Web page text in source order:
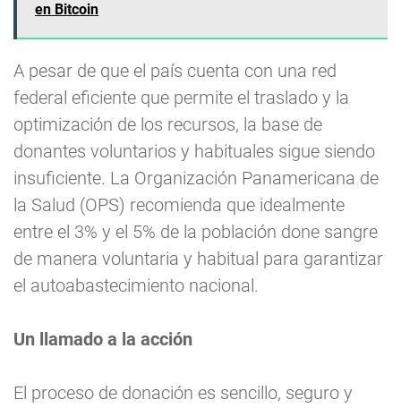
en Bitcoin
A pesar de que el país cuenta con una red
federal eficiente que permite el traslado y la
optimización de los recursos, la base de
donantes voluntarios y habituales sigue siendo
insuficiente. La Organización Panamericana de
la Salud (OPS) recomienda que idealmente
entre el 3% y el 5% de la población done sangre
de manera voluntaria y habitual para garantizar
el autoabastecimiento nacional.
Un llamado a la acción
El proceso de donación es sencillo, seguro y